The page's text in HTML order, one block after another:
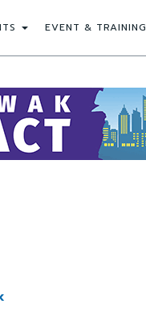
EVENT & TRAINING